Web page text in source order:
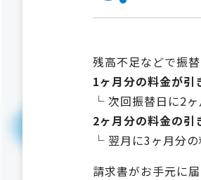
残高不足などで振
1ヶ月分の料金が引
└ 次回振替日に2ヶ
2ヶ月分の料金の引
└ 翌月に3ヶ月分の
請求書がお手元に